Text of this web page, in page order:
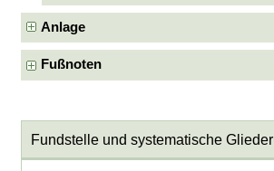
Anlage
Fußnoten
Fundstelle und systematische